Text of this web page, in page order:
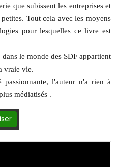
que subissent les entreprises et
Tout cela avec les moyens
pour lesquelles ce livre est
le monde des SDF appartient
vraie vie.
l'auteur n'a rien à
médiatisés .